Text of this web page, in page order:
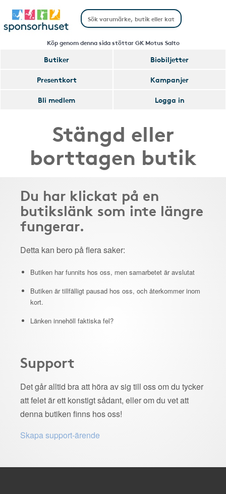
Köp genom denna sida stöttar GK Motus Salto
Butiker
Biobiljetter
Presentkort
Kampanjer
Bli medlem
Logga in
Stängd eller
borttagen butik
Du har klickat på en
butikslänk som inte längre
fungerar.
Detta kan bero på flera saker:
Butiken har funnits hos oss, men samarbetet är avslutat
Butiken är tillfälligt pausad hos oss, och återkommer inom
kort.
Länken innehöll faktiska fel?
Support
Det går alltid bra att höra av sig till oss om du tycker
att felet är ett konstigt sådant, eller om du vet att
denna butiken finns hos oss!
Skapa support-ärende